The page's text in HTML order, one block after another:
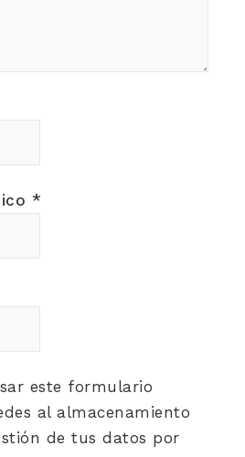
*
este formulario
al almacenamiento
de tus datos por